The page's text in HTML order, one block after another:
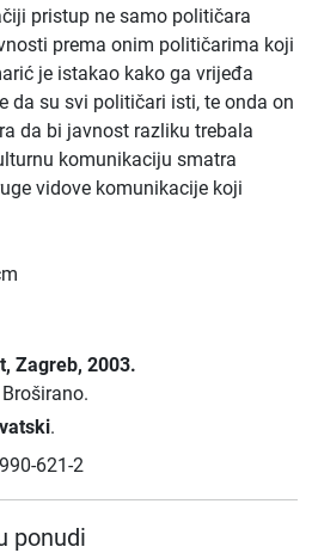
pristup ne samo političara
prema onim političarima koji
je istakao kako ga vrijeđa
da su svi političari isti, te onda on
da bi javnost razliku trebala
komunikaciju smatra
vidove komunikacije koji
, Zagreb, 2003.
Broširano.
.
621-2
ponudi